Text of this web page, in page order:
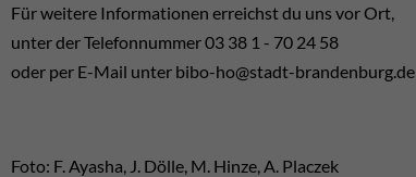
Für weitere Informationen erreichst du uns vor Ort,
unter der Telefonnummer 03 38 1 - 70 24 58
oder per E-Mail unter bibo-ho@stadt-brandenburg.de
Foto: F. Ayasha, J. Dölle, M. Hinze, A. Placzek